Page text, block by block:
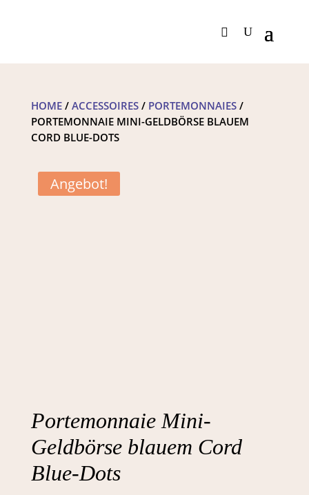
HOME/ ACCESSOIRES/ PORTEMONNAIES/
PORTEMONNAIE MINI-GELDBÖRSE BLAUEM
CORD BLUE-DOTS
Angebot!
Portemonnaie Mini-
Geldbörse blauem Cord
Blue-Dots